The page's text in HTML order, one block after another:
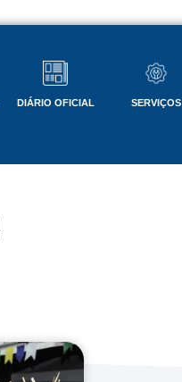
DIÁRIO OFICIAL SERVIÇOS